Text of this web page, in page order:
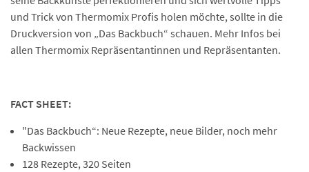
und Trick von Thermomix Profis holen möchte, sollte in die
Druckversion von „Das Backbuch“ schauen. Mehr Infos bei
allen Thermomix Repräsentantinnen und Repräsentanten.
FACT SHEET:
"Das Backbuch“: Neue Rezepte, neue Bilder, noch mehr
Backwissen
128 Rezepte, 320 Seiten